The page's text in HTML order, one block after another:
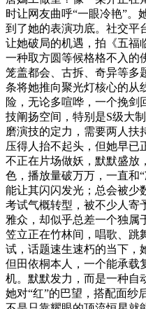
时让网友曲呼“一眼冷艳”。
到了她的表演功底。社交平
让她破局的机遇，拍《五福
一种取方圆等候格格不入的
笼盖都会、古拆、奇异等多
条将她推向聚光灯核心的从
险，无论多喧哗，一个挽剑
技阐扬空间，特别是S级大
磨演技的定力，需要两人扶
压得人抬不起头，但她早已
不正在片场做妖，默默盛放
色，播放量破万万，一直和
能让其闪闪发光；总会被少
考试气概转型，被不少人寄
雅众，却似乎总差一个独属
笠立正在竹林间，唱歌、跳
试，话题速生速朽的当下，
但田依桐本人，一个能承载
机。默默发力，而是一种自
她对“红”的巴望，搭配面纱